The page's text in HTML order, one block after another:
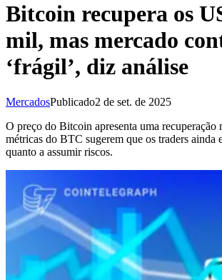
Bitcoin recupera os
mil, mas mercado
‘frágil’, diz análise
MercadosPublicado2 de set. de 2025
O preço do Bitcoin apresenta uma recuperação
métricas do BTC sugerem que os traders ainda
quanto a assumir riscos.